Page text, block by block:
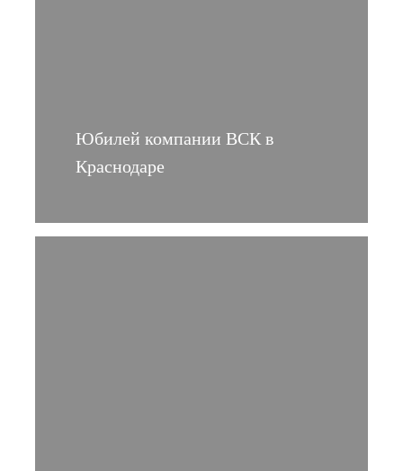
Юбилей компании ВСК в
Краснодаре